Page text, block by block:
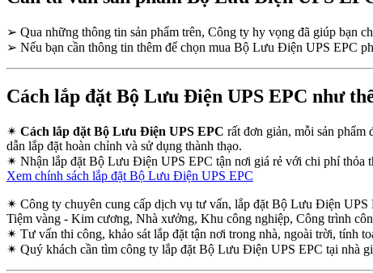
➢ Qua những thông tin sản phẩm trên, Công ty hy vọng đã giúp bạn
➢ Nếu bạn cần thông tin thêm để chọn mua Bộ Lưu Điện UPS EPC
Cách lắp đặt Bộ Lưu Điện UPS EPC như
✴ Cách lắp đặt Bộ Lưu Điện UPS EPC rất đơn giản, mỗi sản
dẫn lắp đặt hoàn chỉnh và sử dụng thành thạo.
✴ Nhận lắp đặt Bộ Lưu Điện UPS EPC tận nơi giá rẻ với chi phí thỏa
Xem chính sách lắp đặt Bộ Lưu Điện UPS EPC
✴ Công ty chuyên cung cấp dịch vụ tư vấn, lắp đặt Bộ Lưu Điện
Tiệm vàng - Kim cương, Nhà xưởng, Khu công nghiệp, Công trình
✴ Tư vấn thi công, khảo sát lắp đặt tận nơi trong nhà, ngoài trời, tính
✴ Quý khách cần tìm công ty lắp đặt Bộ Lưu Điện UPS EPC tại nhà